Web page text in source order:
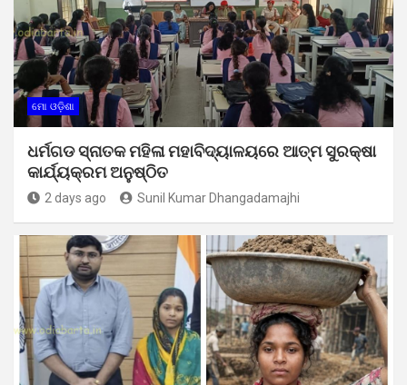
ମୋ ଓଡ଼ିଶା
ଧର୍ମଗଡ ସ୍ନାତକ ମହିଳା ମହାବିଦ୍ୟାଳୟରେ ଆତ୍ମ ସୁରକ୍ଷା
କାର୍ଯ୍ୟକ୍ରମ ଅନୁଷ୍ଠିତ
2 days ago Sunil Kumar Dhangadamajhi